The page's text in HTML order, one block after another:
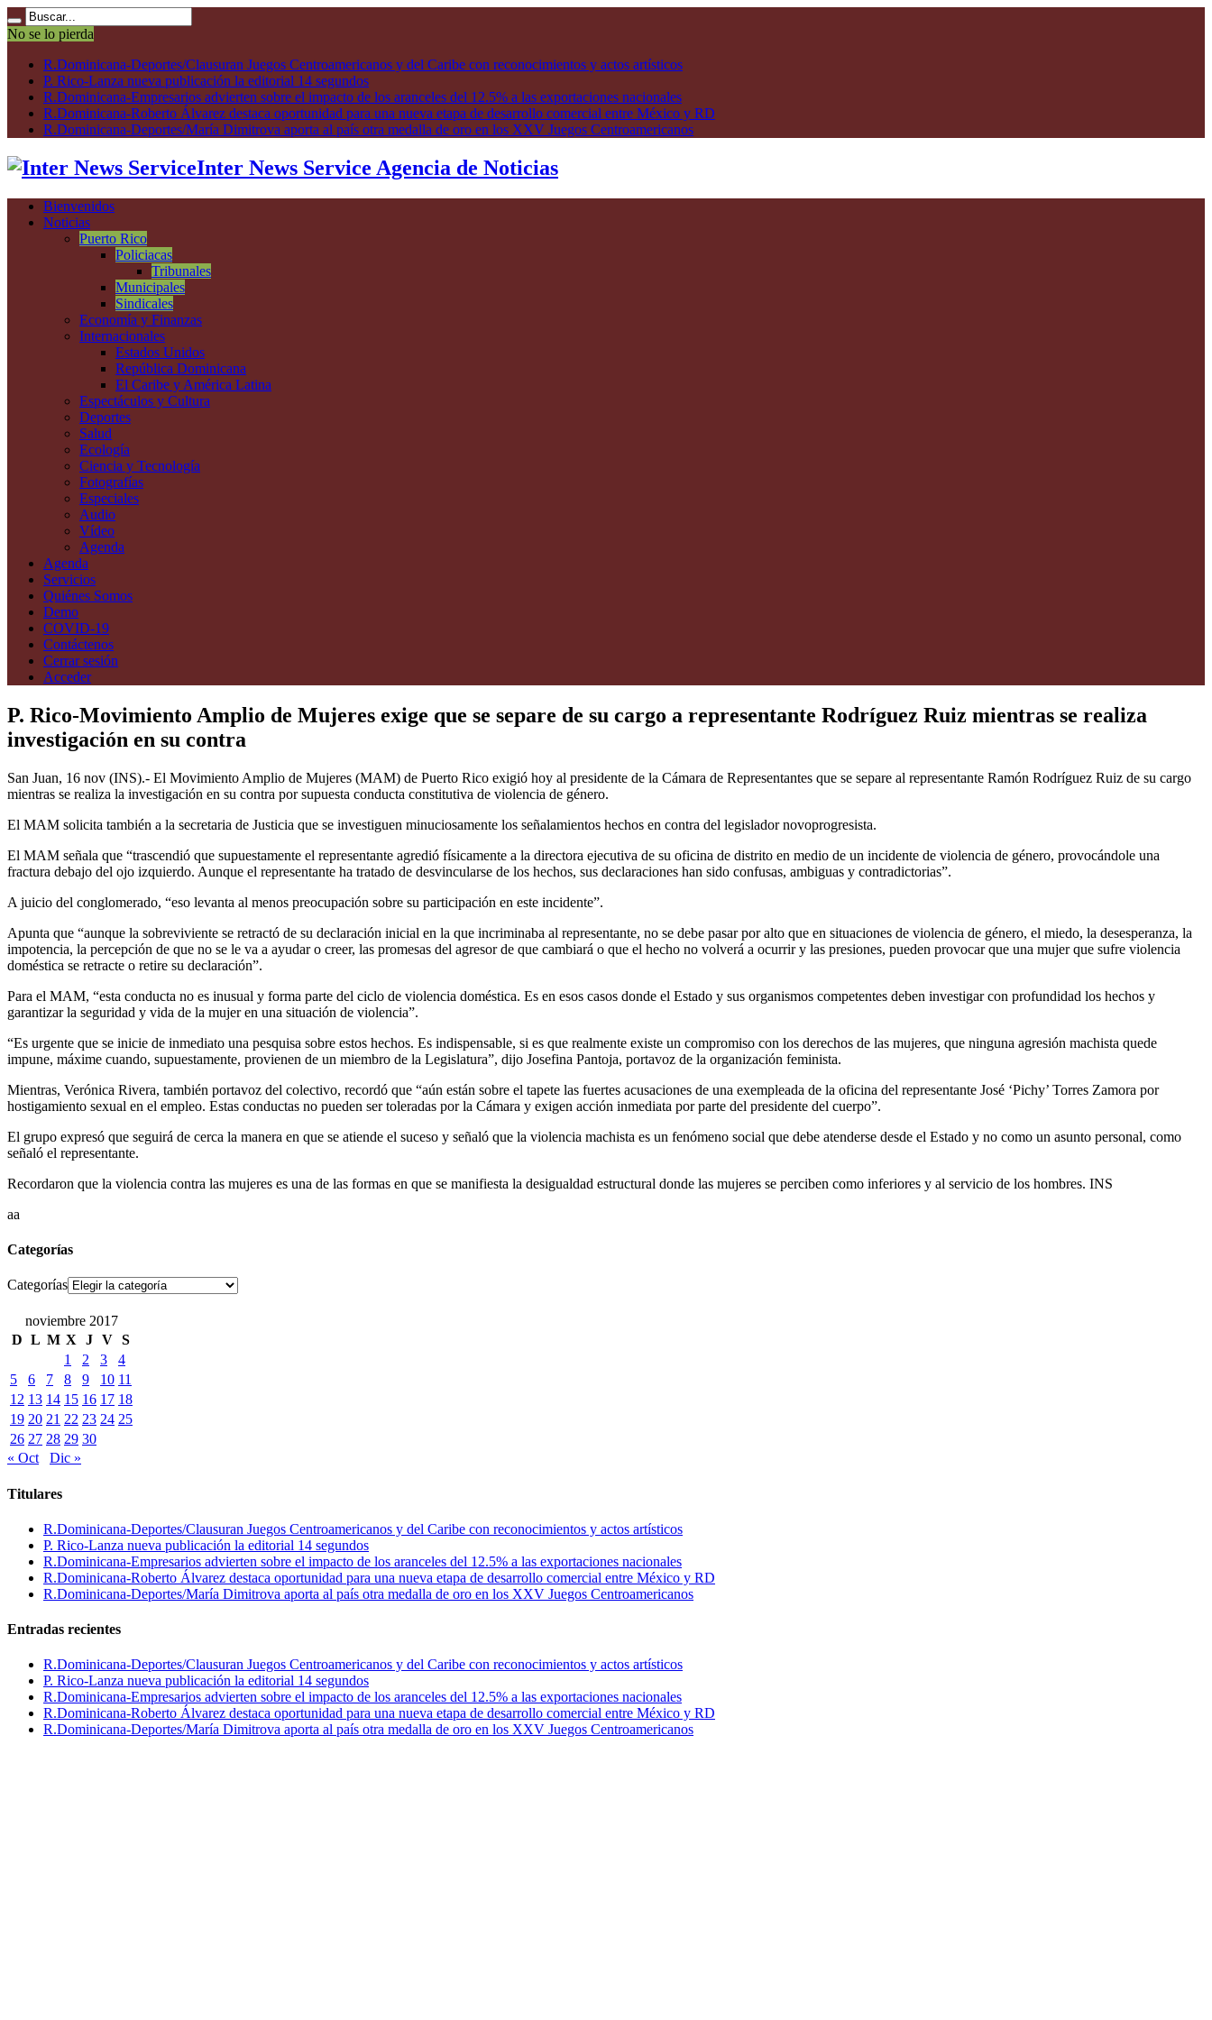
No se lo pierda
R.Dominicana-Deportes/Clausuran Juegos Centroamericanos y del Caribe con reconocimientos y actos artísticos
P. Rico-Lanza nueva publicación la editorial 14 segundos
R.Dominicana-Empresarios advierten sobre el impacto de los aranceles del 12.5% a las exportaciones nacionales
R.Dominicana-Roberto Álvarez destaca oportunidad para una nueva etapa de desarrollo comercial entre México y RD
R.Dominicana-Deportes/María Dimitrova aporta al país otra medalla de oro en los XXV Juegos Centroamericanos
Inter News Service Agencia de Noticias
Bienvenidos
Noticias
Puerto Rico
Policiacas
Tribunales
Municipales
Sindicales
Economía y Finanzas
Internacionales
Estados Unidos
República Dominicana
El Caribe y América Latina
Espectáculos y Cultura
Deportes
Salud
Ecología
Ciencia y Tecnología
Fotografías
Especiales
Audio
Vídeo
Agenda
Agenda
Servicios
Quiénes Somos
Demo
COVID-19
Contáctenos
Cerrar sesión
Acceder
P. Rico-Movimiento Amplio de Mujeres exige que se separe de su cargo a representante Rodríguez Ruiz mientras se realiza
investigación en su contra
San Juan, 16 nov (INS).- El Movimiento Amplio de Mujeres (MAM) de Puerto Rico exigió hoy al presidente de la Cámara de Representantes que se separe al representante Ramón Rodríguez Ruiz de su cargo
mientras se realiza la investigación en su contra por supuesta conducta constitutiva de violencia de género.
El MAM solicita también a la secretaria de Justicia que se investiguen minuciosamente los señalamientos hechos en contra del legislador novoprogresista.
El MAM señala que “trascendió que supuestamente el representante agredió físicamente a la directora ejecutiva de su oficina de distrito en medio de un incidente de violencia de género, provocándole una
fractura debajo del ojo izquierdo. Aunque el representante ha tratado de desvincularse de los hechos, sus declaraciones han sido confusas, ambiguas y contradictorias”.
A juicio del conglomerado, “eso levanta al menos preocupación sobre su participación en este incidente”.
Apunta que “aunque la sobreviviente se retractó de su declaración inicial en la que incriminaba al representante, no se debe pasar por alto que en situaciones de violencia de género, el miedo, la desesperanza, la
impotencia, la percepción de que no se le va a ayudar o creer, las promesas del agresor de que cambiará o que el hecho no volverá a ocurrir y las presiones, pueden provocar que una mujer que sufre violencia
doméstica se retracte o retire su declaración”.
Para el MAM, “esta conducta no es inusual y forma parte del ciclo de violencia doméstica. Es en esos casos donde el Estado y sus organismos competentes deben investigar con profundidad los hechos y
garantizar la seguridad y vida de la mujer en una situación de violencia”.
“Es urgente que se inicie de inmediato una pesquisa sobre estos hechos. Es indispensable, si es que realmente existe un compromiso con los derechos de las mujeres, que ninguna agresión machista quede
impune, máxime cuando, supuestamente, provienen de un miembro de la Legislatura”, dijo Josefina Pantoja, portavoz de la organización feminista.
Mientras, Verónica Rivera, también portavoz del colectivo, recordó que “aún están sobre el tapete las fuertes acusaciones de una exempleada de la oficina del representante José ‘Pichy’ Torres Zamora por
hostigamiento sexual en el empleo. Estas conductas no pueden ser toleradas por la Cámara y exigen acción inmediata por parte del presidente del cuerpo”.
El grupo expresó que seguirá de cerca la manera en que se atiende el suceso y señaló que la violencia machista es un fenómeno social que debe atenderse desde el Estado y no como un asunto personal, como
señaló el representante.
Recordaron que la violencia contra las mujeres es una de las formas en que se manifiesta la desigualdad estructural donde las mujeres se perciben como inferiores y al servicio de los hombres. INS
aa
Categorías
Categorías
noviembre 2017
D L M X J V S
1
2 3
4
5
6 7 8 9 10 11
12 13 14 15 16 17 18
19 20 21 22 23 24 25
26 27 28 29 30
« Oct
Dic »
Titulares
R.Dominicana-Deportes/Clausuran Juegos Centroamericanos y del Caribe con reconocimientos y actos artísticos
P. Rico-Lanza nueva publicación la editorial 14 segundos
R.Dominicana-Empresarios advierten sobre el impacto de los aranceles del 12.5% a las exportaciones nacionales
R.Dominicana-Roberto Álvarez destaca oportunidad para una nueva etapa de desarrollo comercial entre México y RD
R.Dominicana-Deportes/María Dimitrova aporta al país otra medalla de oro en los XXV Juegos Centroamericanos
Entradas recientes
R.Dominicana-Deportes/Clausuran Juegos Centroamericanos y del Caribe con reconocimientos y actos artísticos
P. Rico-Lanza nueva publicación la editorial 14 segundos
R.Dominicana-Empresarios advierten sobre el impacto de los aranceles del 12.5% a las exportaciones nacionales
R.Dominicana-Roberto Álvarez destaca oportunidad para una nueva etapa de desarrollo comercial entre México y RD
R.Dominicana-Deportes/María Dimitrova aporta al país otra medalla de oro en los XXV Juegos Centroamericanos